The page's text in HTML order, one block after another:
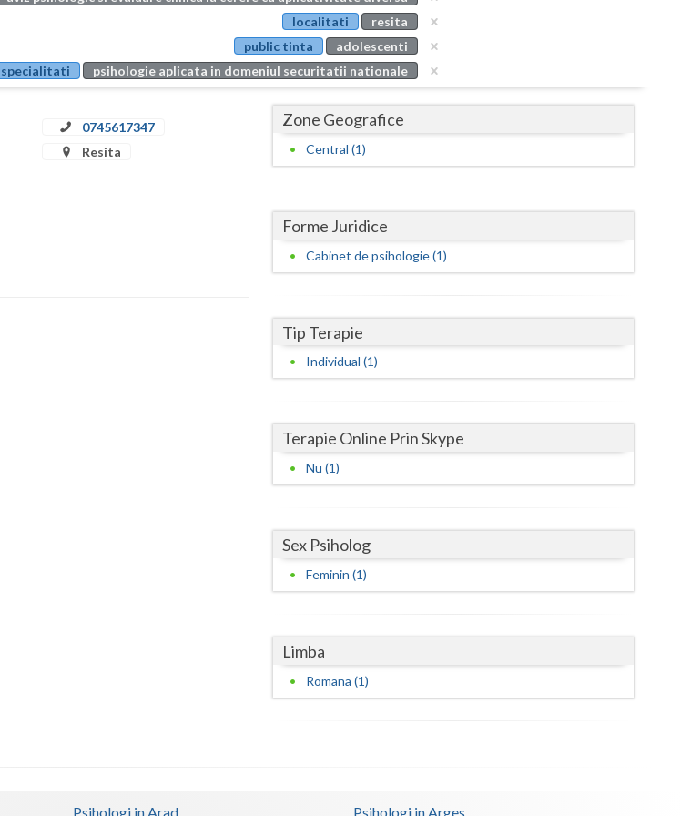
Buzau
Calarasi
Caras-Severin
Dolj
Gorj
Hunedoara
Ialomita
Maramures
Mures
Neamt
Salaj
localitati
resita
public tinta
adolescenti
specialitati
psihologie aplicata in domeniul securitatii nationale
0745617347
Resita
Zone Geografice
Central (1)
Forme Juridice
Cabinet de psihologie (1)
Tip Terapie
Individual (1)
Terapie Online Prin Skype
Nu (1)
Sex Psiholog
Feminin (1)
Limba
Romana (1)
Psihologi in Arad Psihologi in Arges